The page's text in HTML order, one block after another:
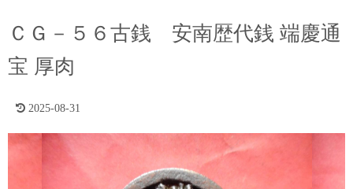
キ
ＣＧ－５６古銭 安南歴代銭 端慶通
宝 厚肉
2025-08-31